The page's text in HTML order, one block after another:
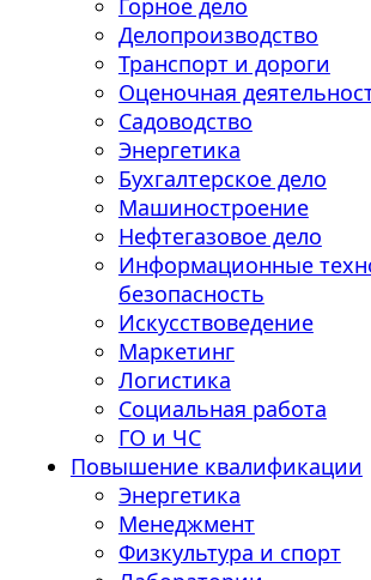
Горное дело
Делопроизводство
Транспорт и дороги
Оценочная
Садоводство
Энергетика
Бухгалтерское дело
Машиностроение
Нефтегазовое дело
Информационные
безопасность
Искусствоведение
Маркетинг
Логистика
Социальная работа
ГО и ЧС
Повышение квалификации
Энергетика
Менеджмент
Физкультура и спорт